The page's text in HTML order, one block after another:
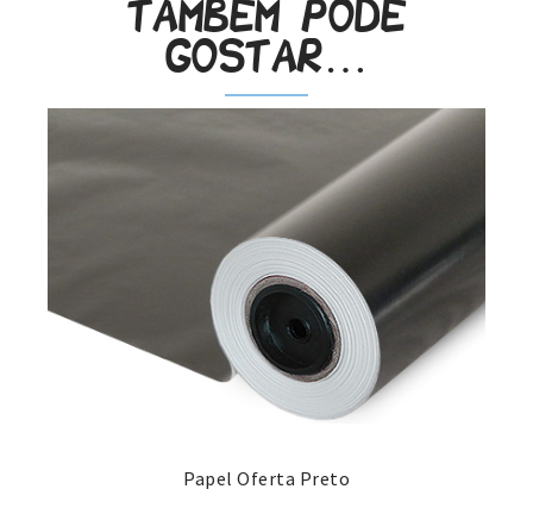
Também pode
gostar…
Papel Oferta Preto